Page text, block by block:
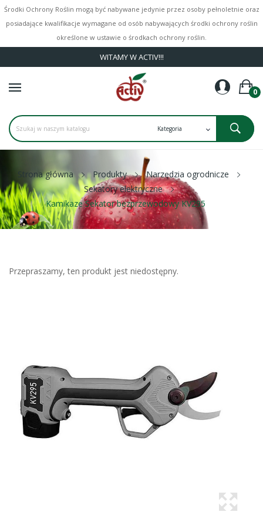
Środki Ochrony Roślin mogą być nabywane jedynie przez osoby pełnoletnie oraz
posiadające kwalifikacje wymagane od osób nabywających środki ochrony roślin
określone w ustawie o środkach ochrony roślin.
WITAMY W ACTIV!!!
0
Strona główna Produkty
Narzędzia ogrodnicze
Sekatory elektryczne
Kamikaze Sekator bezprzewodowy KV295
Przepraszamy, ten produkt jest niedostępny.